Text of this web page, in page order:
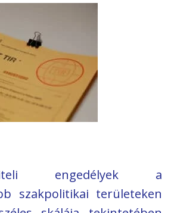
kiviteli engedélyek a
szakpolitikai területeken